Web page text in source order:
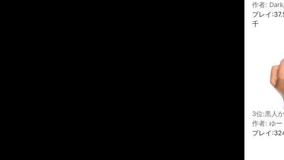
作者:
プレイ
千
3位:黒人
作者: ゆー
プレイ